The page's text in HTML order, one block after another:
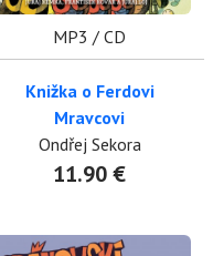
MP3 / CD
Knižka o Ferdovi
Mravcovi
Ondřej Sekora
11.90 €